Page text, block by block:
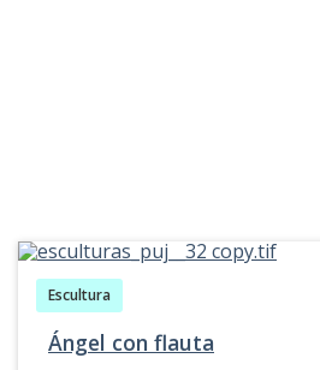
Escultura
Ángel con flauta